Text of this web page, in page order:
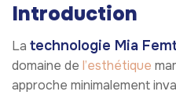
Introduction
La technologie Mia
domaine de l’esthétique
approche minimalement